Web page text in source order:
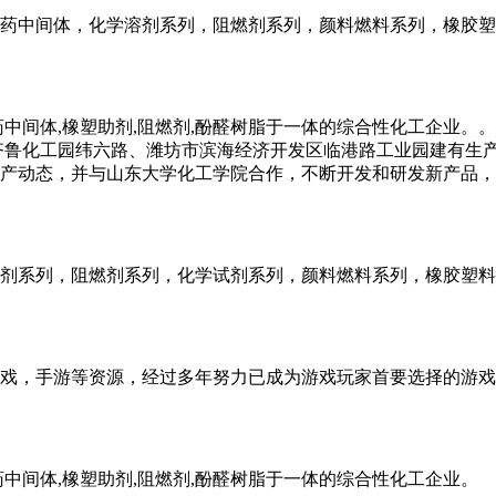
间体，化学溶剂系列，阻燃剂系列，颜料燃料系列，橡胶
间体,橡塑助剂,阻燃剂,酚醛树脂于一体的综合性化工企业。
化工园纬六路、潍坊市滨海经济开发区临港路工业园建有
态，并与山东大学化工学院合作，不断开发和研发新产品，
列，阻燃剂系列，化学试剂系列，颜料燃料系列，橡胶塑
手游等资源，经过多年努力已成为游戏玩家首要选择的游戏
间体,橡塑助剂,阻燃剂,酚醛树脂于一体的综合性化工企业。